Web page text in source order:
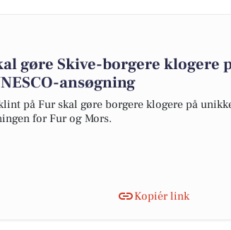
gøre Skive-borgere klogere
ansøgning
på Fur skal gøre borgere klogere på
for Fur og Mors.
Kopiér link